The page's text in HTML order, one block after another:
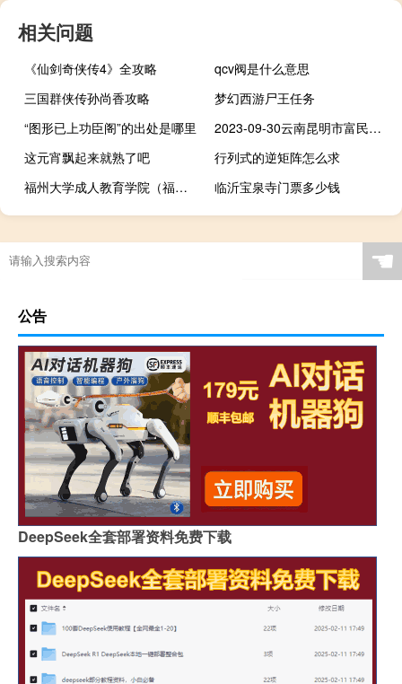
相关问题
《仙剑奇侠传4》全攻略
qcv阀是什么意思
三国群侠传孙尚香攻略
梦幻西游尸王任务
“图形已上功臣阁”的出处是哪里
2023-09-30云南昆明市富民县(鹿茸菇)的报价是多少
这元宵飘起来就熟了吧
行列式的逆矩阵怎么求
福州大学成人教育学院（福州成人用品）
临沂宝泉寺门票多少钱
☚
公告
DeepSeek全套部署资料免费下载